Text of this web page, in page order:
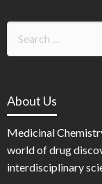
About Us
Medicinal
world of drug
interdisciplinary